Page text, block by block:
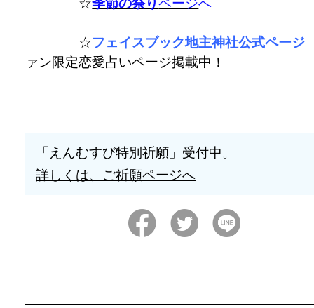
☆季節の祭りページへ
☆フェイスブック地主神社公式ページ
ァン限定恋愛占いページ掲載中！
「えんむすび特別祈願」受付中。
詳しくは、ご祈願ページへ